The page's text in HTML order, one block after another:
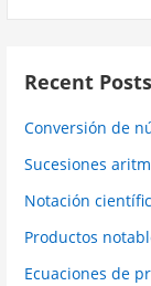
Recent Posts
Conversión de
Sucesiones
Notación
Productos
Ecuaciones de